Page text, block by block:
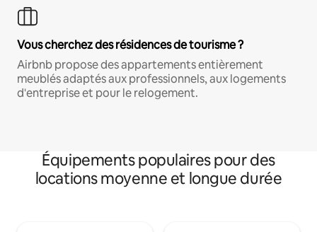
Vous cherchez des résidences de tourisme ?
Airbnb propose des appartements entièrement
meublés adaptés aux professionnels, aux logements
d'entreprise et pour le relogement.
Équipements populaires pour des
locations moyenne et longue durée